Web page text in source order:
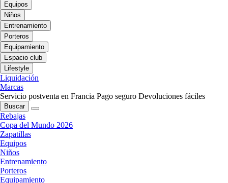
Equipos
Niños
Entrenamiento
Porteros
Equipamiento
Espacio club
Lifestyle
Liquidación
Marcas
Servicio postventa en Francia Pago seguro Devoluciones fáciles
Buscar
Rebajas
Copa del Mundo 2026
Zapatillas
Equipos
Niños
Entrenamiento
Porteros
Equipamiento